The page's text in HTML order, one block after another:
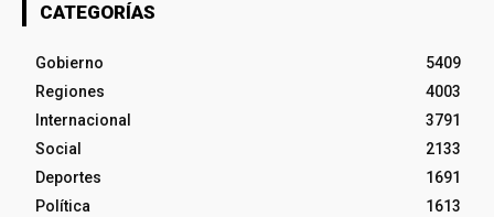
CATEGORÍAS
Gobierno
5409
Regiones
4003
Internacional
3791
Social
2133
Deportes
1691
Política
1613